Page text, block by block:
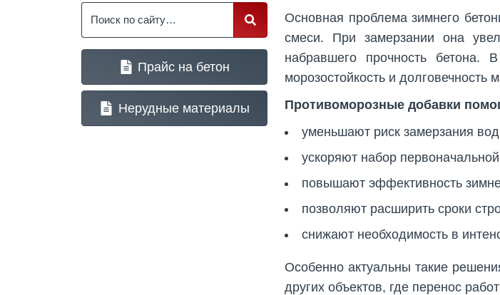
Прайс на бетон
Нерудные материалы
Основная проблема зимнего
смеси. При замерзании она
набравшего прочность бетона. В
морозостойкость и долговечность
Противоморозные добавки
уменьшают риск замерзания
ускоряют набор
повышают эффективность
позволяют расширить сроки
снижают необходимость в
Особенно актуальны такие
других объектов, где перенос